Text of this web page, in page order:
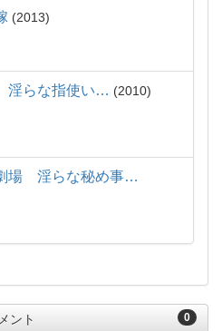
2013
淫らな指使い…
2010
場 淫らな秘め事…
0
ント